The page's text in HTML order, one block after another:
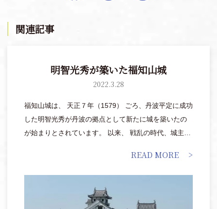
関連記事
明智光秀が築いた福知山城
2022.3.28
福知山城は、 天正７年（1579） ごろ、丹波平定に成功
した明智光秀が丹波の拠点として新たに城を築いたの
が始まりとされています。 以来、 戦乱の時代、城主が
立式の現在の福知山城の姿は慶長５年（1600） ごろに
完成したようです。
READ MORE